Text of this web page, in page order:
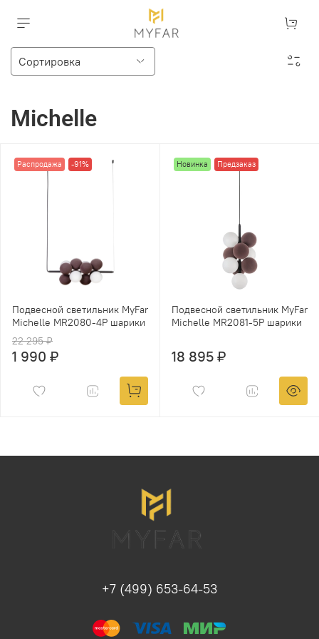
Michelle
Распродажа -91%
Подвесной светильник MyFar
Michelle MR2080-4P шарики
22 295 ₽
1 990 ₽
Новинка Предзаказ
Подвесной светильник MyFar
Michelle MR2081-5P шарики
18 895 ₽
+7 (499) 653-64-53